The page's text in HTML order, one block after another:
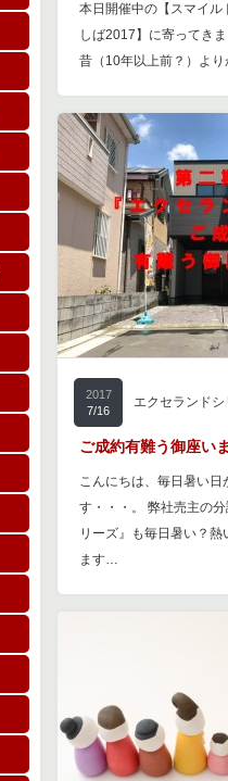
本日開催中の【スマイ
しば2017】に寄ってき
昔（10年以上前？）よ
2017
7/16
エクセランドシ
ご成約有難う御座い
こんにちは、毎日暑い日
す・・・。 弊社売主の
リーズ』も毎日暑い？
ます…